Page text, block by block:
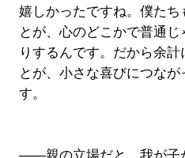
嬉しかったですね。僕たち
とが、心のどこかで普通
りするんです。だから余
とが、小さな喜びにつな
す。